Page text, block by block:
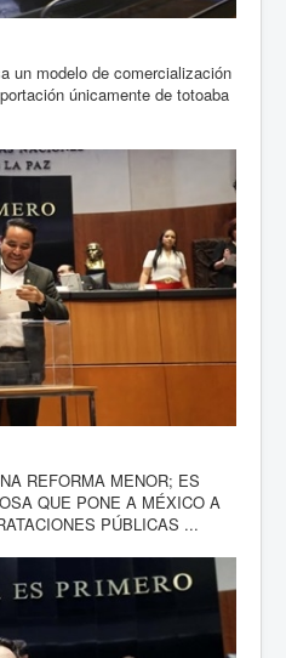
un modelo de comercialización
únicamente de totoaba
REFORMA MENOR; ES
QUE PONE A MÉXICO A
PÚBLICAS ...